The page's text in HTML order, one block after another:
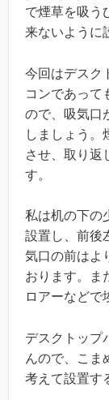
で煙草を吸う
来ないように
今回はデスク
コンであって
ので、吸気口
しましょう。
させ、取り返
す。
私は机の下の
設置し、前後
気口の前はよ
おります。ま
ロアーなどで
デスクトップ
んので、こま
考えて設置す